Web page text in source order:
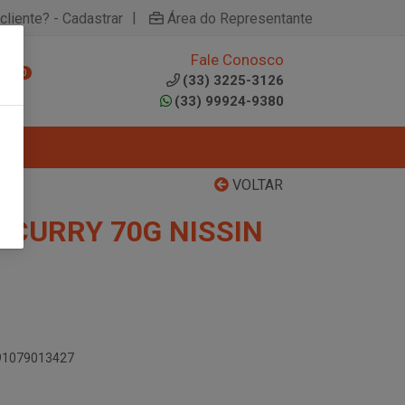
- Cadastrar | Área do Representante
0
Fale Conosco
(33) 3225-3126
(33) 99924-9380
VOLTAR
CURRY 70G NISSIN